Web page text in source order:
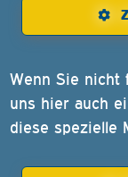
Wenn Sie nicht
uns hier auch
diese spezielle